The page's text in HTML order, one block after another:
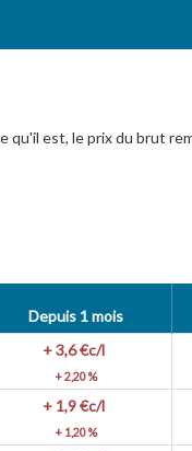
qu'il est, le prix du brut
Depuis 1 mois
+ 3,6€c/l
+ 2,20 %
+ 1,9€c/l
+ 1,20 %